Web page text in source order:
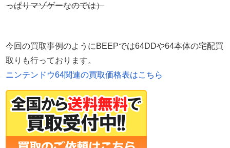
っぱりマゾゲーなのでは）
今回の買取事例のようにBEEPでは64DDや64本体の宅配買
取りも行っております。
ニンテンドウ64関連の買取価格表はこちら